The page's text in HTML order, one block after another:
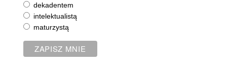
dekadentem
intelektualistą
maturzystą